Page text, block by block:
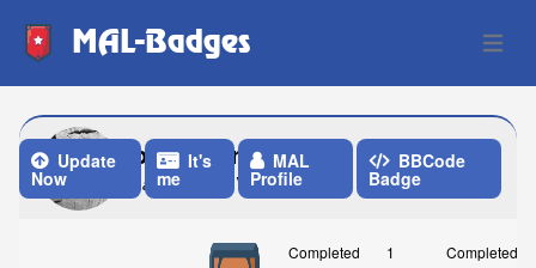
MAL-Badges Open
bunnycore
Last Update: Yesterday
Update
Now
It's
me
MAL
Profile
BBCode
Badge
Completed
1
Completed